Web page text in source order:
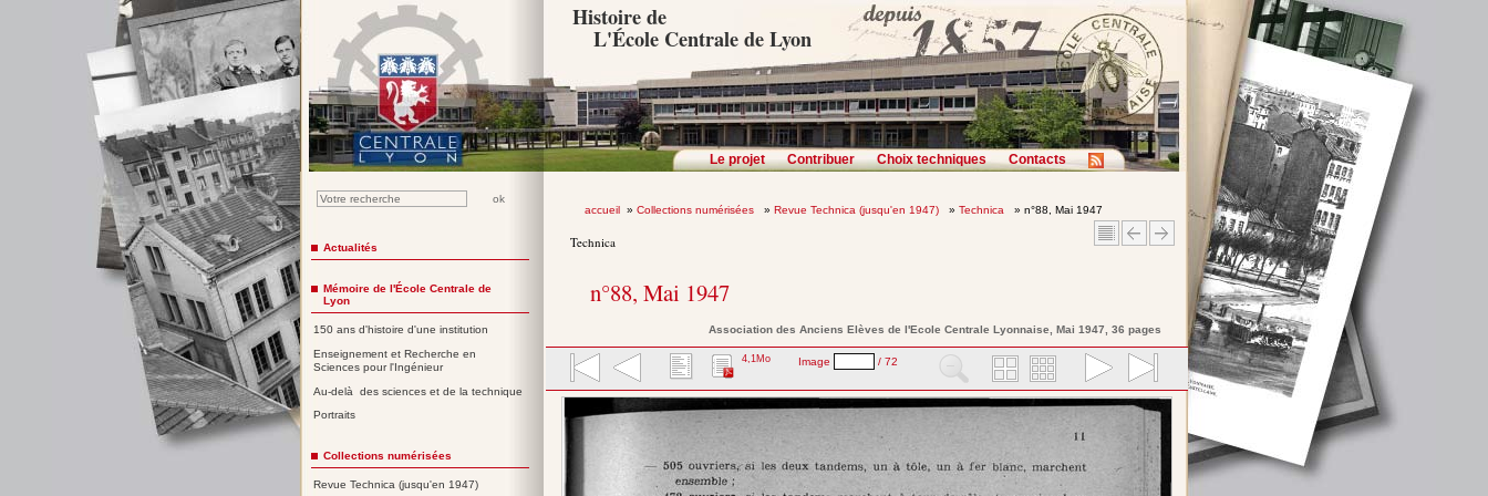
Histoire de
L'École Centrale de Lyon
Le projet Contribuer Choix techniques Contacts
accueil» Collections numérisées » Revue Technica (jusqu'en 1947) » Technica » n°88, Mai 1947
Technica
n°88, Mai 1947
Association des Anciens Elèves de l'Ecole Centrale Lyonnaise, Mai 1947, 36 pages
4,1Mo Image / 72
Actualités
Mémoire de l'École Centrale de
Lyon
150 ans d'histoire d'une institution
Enseignement et Recherche en
Sciences pour l'Ingénieur
Au-delà des sciences et de la technique
Portraits
Collections numérisées
Revue Technica (jusqu'en 1947)